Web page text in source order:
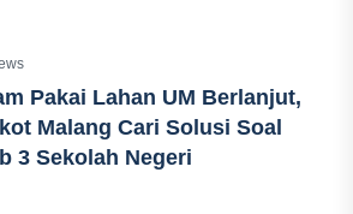
Pakai Lahan UM Berlanjut,
Malang Cari Solusi Soal
3 Sekolah Negeri